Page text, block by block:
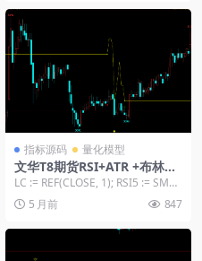
指标源码 量化模型
文华T8期货RSI+ATR +布林带
多空策略源码-均线交叉自动开
平仓带止损
LC := REF(CLOSE, 1); RSI5 := SMA
(MAX(CLO...
5 月前 847